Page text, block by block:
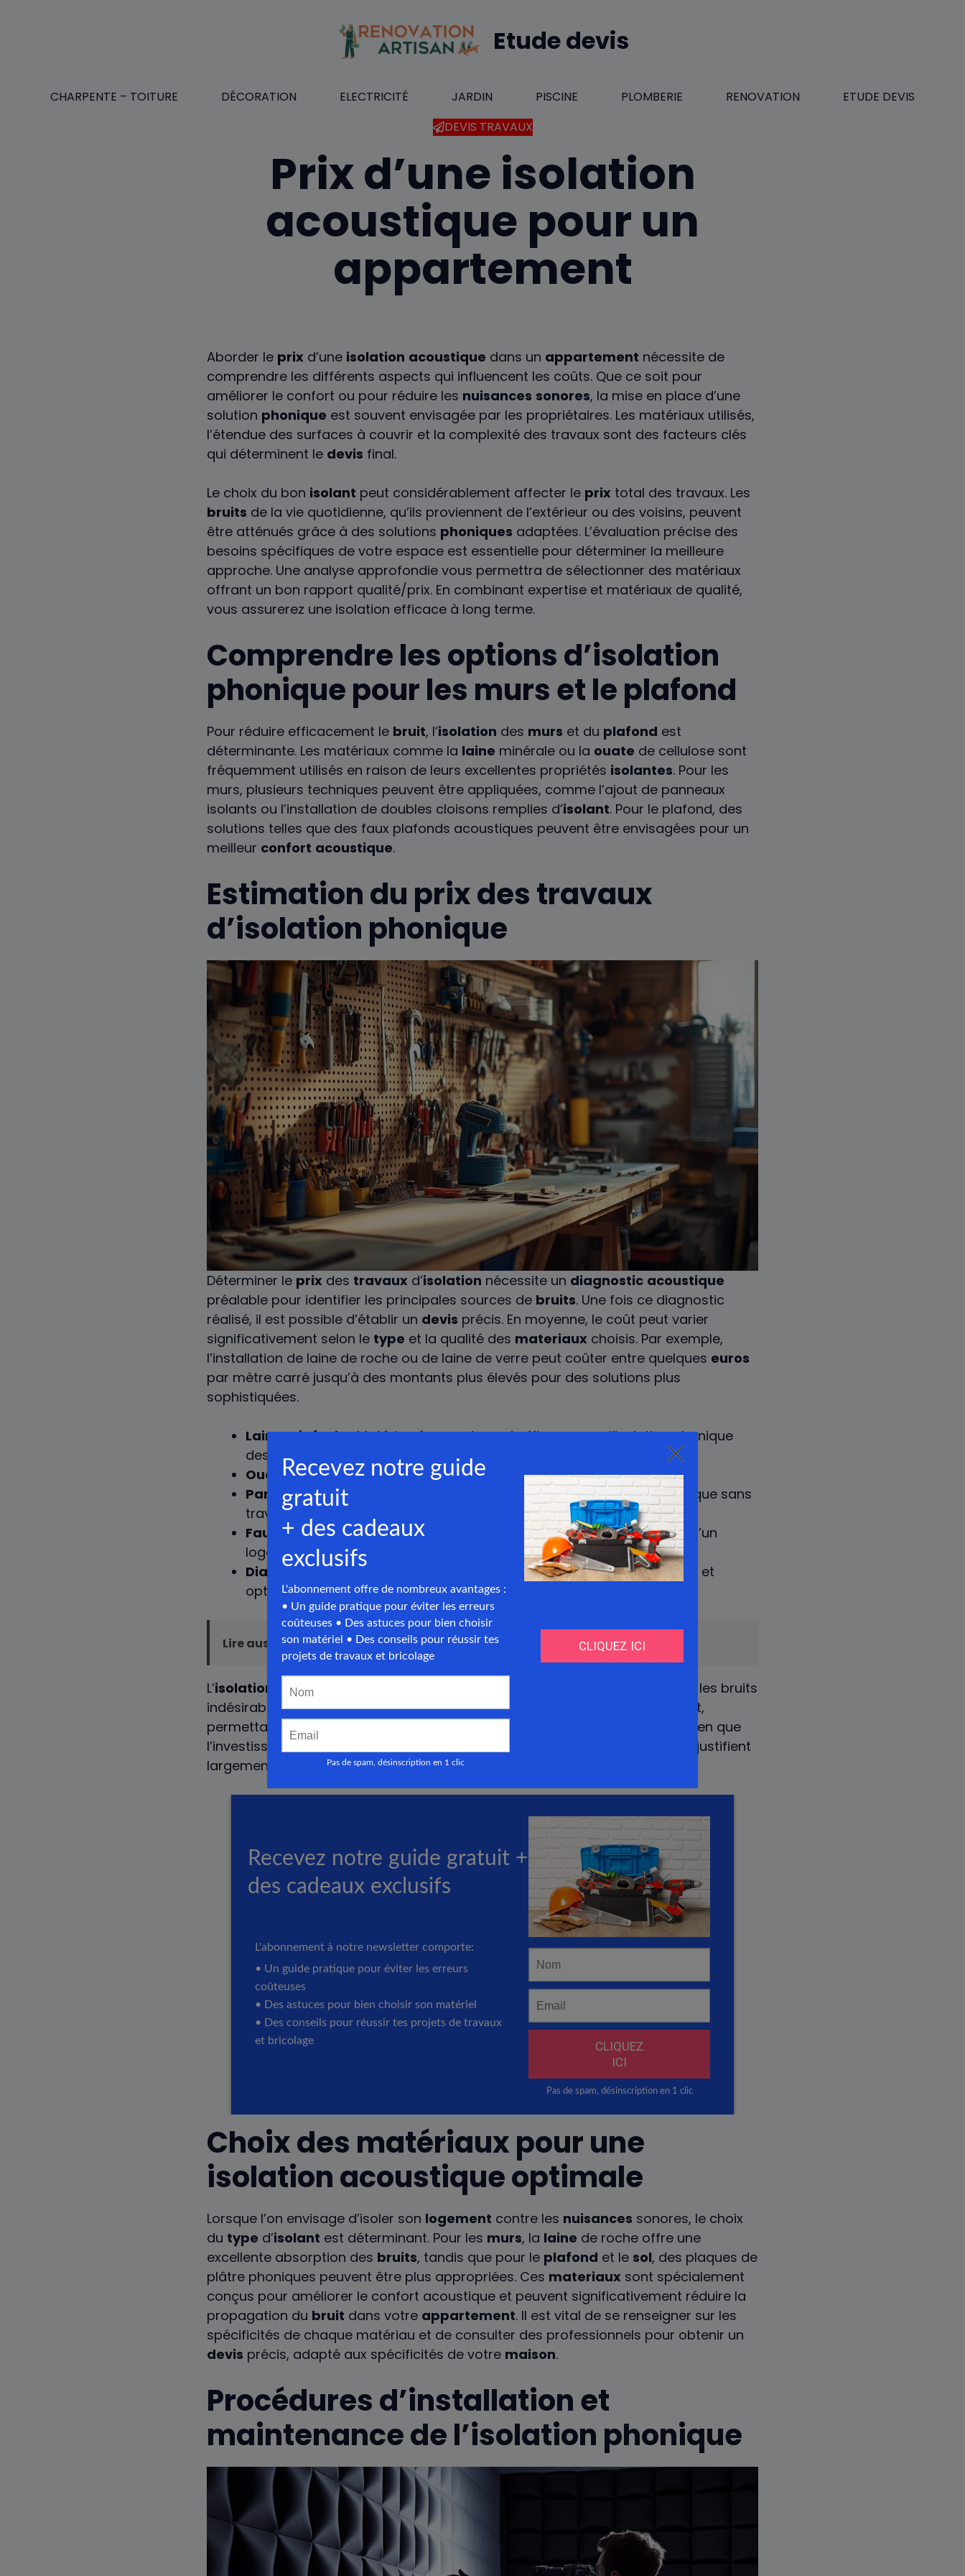
Etude devis
CHARPENTE – TOITURE DÉCORATION ELECTRICITÉ JARDIN PISCINE PLOMBERIE RENOVATION
ETUDE DEVIS
DEVIS TRAVAUX
Prix d’une isolation
acoustique pour un
appartement
Aborder le prix d’une isolation acoustique dans un appartement nécessite de
comprendre les différents aspects qui influencent les coûts. Que ce soit pour
améliorer le confort ou pour réduire les nuisances sonores, la mise en place d’une
solution phonique est souvent envisagée par les propriétaires. Les matériaux utilisés,
l’étendue des surfaces à couvrir et la complexité des travaux sont des facteurs clés
qui déterminent le devis final.
Le choix du bon isolant peut considérablement affecter le prix total des travaux. Les
bruits de la vie quotidienne, qu’ils proviennent de l’extérieur ou des voisins, peuvent
être atténués grâce à des solutions phoniques adaptées. L’évaluation précise des
besoins spécifiques de votre espace est essentielle pour déterminer la meilleure
approche. Une analyse approfondie vous permettra de sélectionner des matériaux
offrant un bon rapport qualité/prix. En combinant expertise et matériaux de qualité,
vous assurerez une isolation efficace à long terme.
Comprendre les options d’isolation
phonique pour les murs et le plafond
Pour réduire efficacement le bruit, l’isolation des murs et du plafond est
déterminante. Les matériaux comme la laine minérale ou la ouate de cellulose sont
fréquemment utilisés en raison de leurs excellentes propriétés isolantes. Pour les
murs, plusieurs techniques peuvent être appliquées, comme l’ajout de panneaux
isolants ou l’installation de doubles cloisons remplies d’isolant. Pour le plafond, des
solutions telles que des faux plafonds acoustiques peuvent être envisagées pour un
meilleur confort acoustique.
Estimation du prix des travaux
d’isolation phonique
Déterminer le prix des travaux d’isolation nécessite un diagnostic acoustique
préalable pour identifier les principales sources de bruits. Une fois ce diagnostic
réalisé, il est possible d’établir un devis précis. En moyenne, le coût peut varier
significativement selon le type et la qualité des materiaux choisis. Par exemple,
l’installation de laine de roche ou de laine de verre peut coûter entre quelques euros
par mètre carré jusqu’à des montants plus élevés pour des solutions plus
sophistiquées.
Laine minérale :Matériau économique et efficace pour l’isolation phonique
des murs.
Ouate de cellulose : Excellente pour l’isolation acoustique du plafond.
Panneaux isolants :
Solution pratique pour renforcer l’isolation phonique sans
travaux lourds.
Faux plafonds :Améliorent considérablement le confort acoustique d’un
logement.
Diagnostic acoustique :
Étape essentielle pour cibler les interventions et
optimiser le budget.
Lire aussi : Prix d'une isolation phonique
L’isolation
phonique n’améliore pas seulement la qualité de vie en réduisant les bruits
indésirables, mais elle contribue de plus à l’isolation thermique
du bâtiment,
permettant ainsi des économies d’énergie substantielles. Par conséquent, bien que
l’investissement initial puisse sembler important, les bénéfices à long terme justifient
largement cette dépense.
Choix des matériaux pour une
isolation acoustique optimale
Lorsque l’on envisage d’isoler son logement contre les nuisances sonores, le choix
du type d’isolant est déterminant. Pour les murs, la laine de roche offre une
excellente absorption des bruits, tandis que pour le plafond et le sol, des plaques de
plâtre phoniques peuvent être plus appropriées. Ces materiaux sont spécialement
conçus pour améliorer le confort acoustique et peuvent significativement réduire la
propagation du bruit dans votre appartement. Il est vital de se renseigner sur les
spécificités de chaque matériau et de consulter des professionnels pour obtenir un
devis précis, adapté aux spécificités de votre maison.
Procédures d’installation et
maintenance de l’isolation phonique